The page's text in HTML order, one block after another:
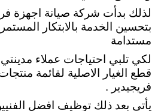
لذلك بدأت شركة صيانة اجهزة
بتحسين الخدمة بالابتكار
مستدامة
لكي تلبي احتياجات عملاء مدينتي
قطع الغيار الاصلية لقائمة
فريجيدير .
يأتي بعد ذلك توظيف افضل